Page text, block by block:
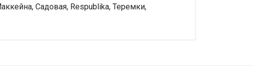
Садовая, Respublika, Теремки,